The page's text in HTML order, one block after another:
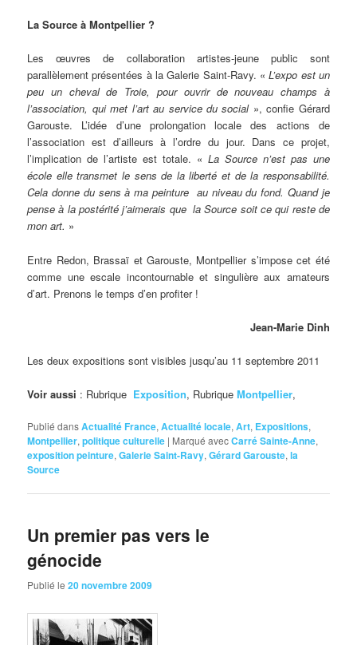
La Source à Montpellier ?
Les œuvres de collaboration artistes-jeune public sont
parallèlement présentées à la Galerie Saint-Ravy. «L’expo est un
peu un cheval de Troie, pour ouvrir de nouveau champs à
l’association, qui met l’art au service du social », confie Gérard
Garouste. L’idée d’une prolongation locale des actions de
l’association est d’ailleurs à l’ordre du jour. Dans ce projet,
l’implication de l’artiste est totale. « La Source n’est pas une
école elle transmet le sens de la liberté et de la responsabilité.
Cela donne du sens à ma peinture au niveau du fond. Quand je
pense à la postérité j’aimerais que la Source soit ce qui reste de
mon art. »
Entre Redon, Brassaï et Garouste, Montpellier s’impose cet été
comme une escale incontournable et singulière aux amateurs
d’art. Prenons le temps d’en profiter !
Jean-Marie Dinh
Les deux expositions sont visibles jusqu’au 11 septembre 2011
Voir aussi : Rubrique Exposition, RubriqueMontpellier,
Publié dansActualité France,Actualité locale,Art, Expositions,
Montpellier,politique culturelle | Marqué avecCarré Sainte-Anne,
exposition peinture,Galerie Saint-Ravy,Gérard Garouste,la
Source
Un premier pas vers le
génocide
Publié le20 novembre 2009